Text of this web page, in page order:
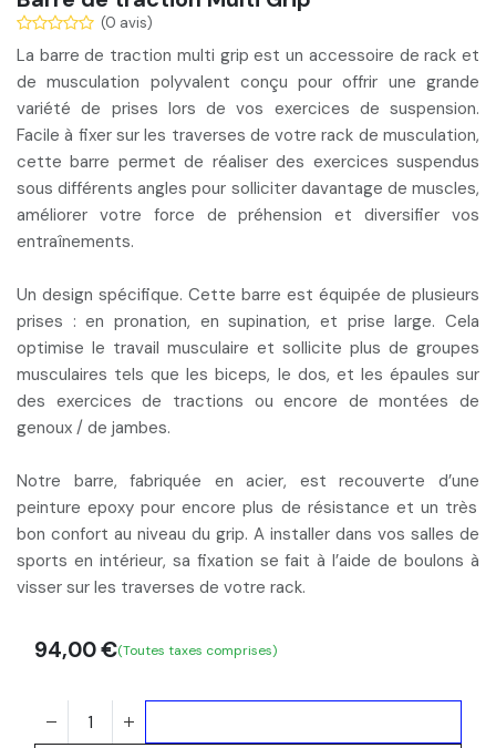
(0 avis)
La barre de traction multi grip est un accessoire de rack et
de musculation polyvalent conçu pour offrir unegrande
variété de prises lors de vos exercices de suspension.
Facile à fixer sur les traverses de votre rack de musculation,
cette barre permet de réaliser des exercices suspendus
sous différents angles pour solliciter davantage de muscles,
améliorer votre force de préhensionetdiversifier vos
entraînements.
Un design spécifique. Cette barre est équipée de plusieurs
prises : en pronation, en supination, et prise large. Cela
optimise le travail musculaire et sollicite plus de groupes
musculaires tels que les biceps, le dos, et les épaules sur
des exercices de tractions ou encore demontées de
genoux / de jambes.
Notre barre, fabriquée enacier, est recouverte d’une
peinture epoxy pour encore plus de résistance et un très
bon confort au niveau du grip. A installer dans vos salles de
sports en intérieur, sa fixation se fait à l’aide de boulons à
visser sur les traverses de votre rack.
94,00€(Toutes taxes comprises)